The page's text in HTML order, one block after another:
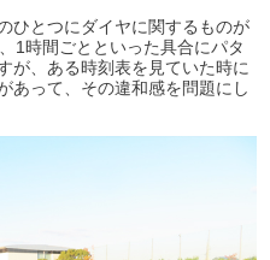
ひとつにダイヤに関するものが
1時間ごとといった具合にパタ
が、ある時刻表を見ていた時に
あって、その違和感を問題にし